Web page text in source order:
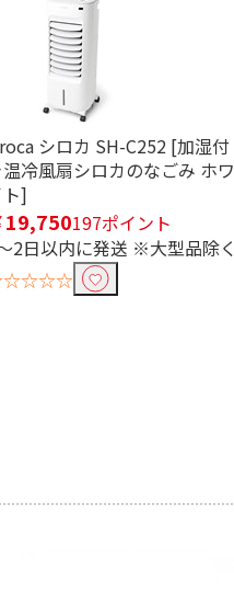
シロカ SH-C252 [加湿付
温冷風扇シロカのなごみ ホワ
]
19,750197ポイント
2日以内に発送 ※大型品除く